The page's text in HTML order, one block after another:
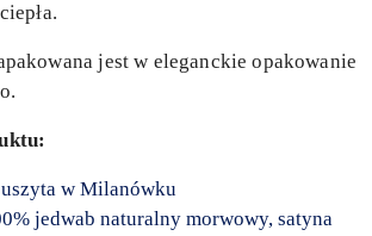
jest w eleganckie opakowanie
uszyta w Milanówku
jedwab naturalny morwowy, satyna